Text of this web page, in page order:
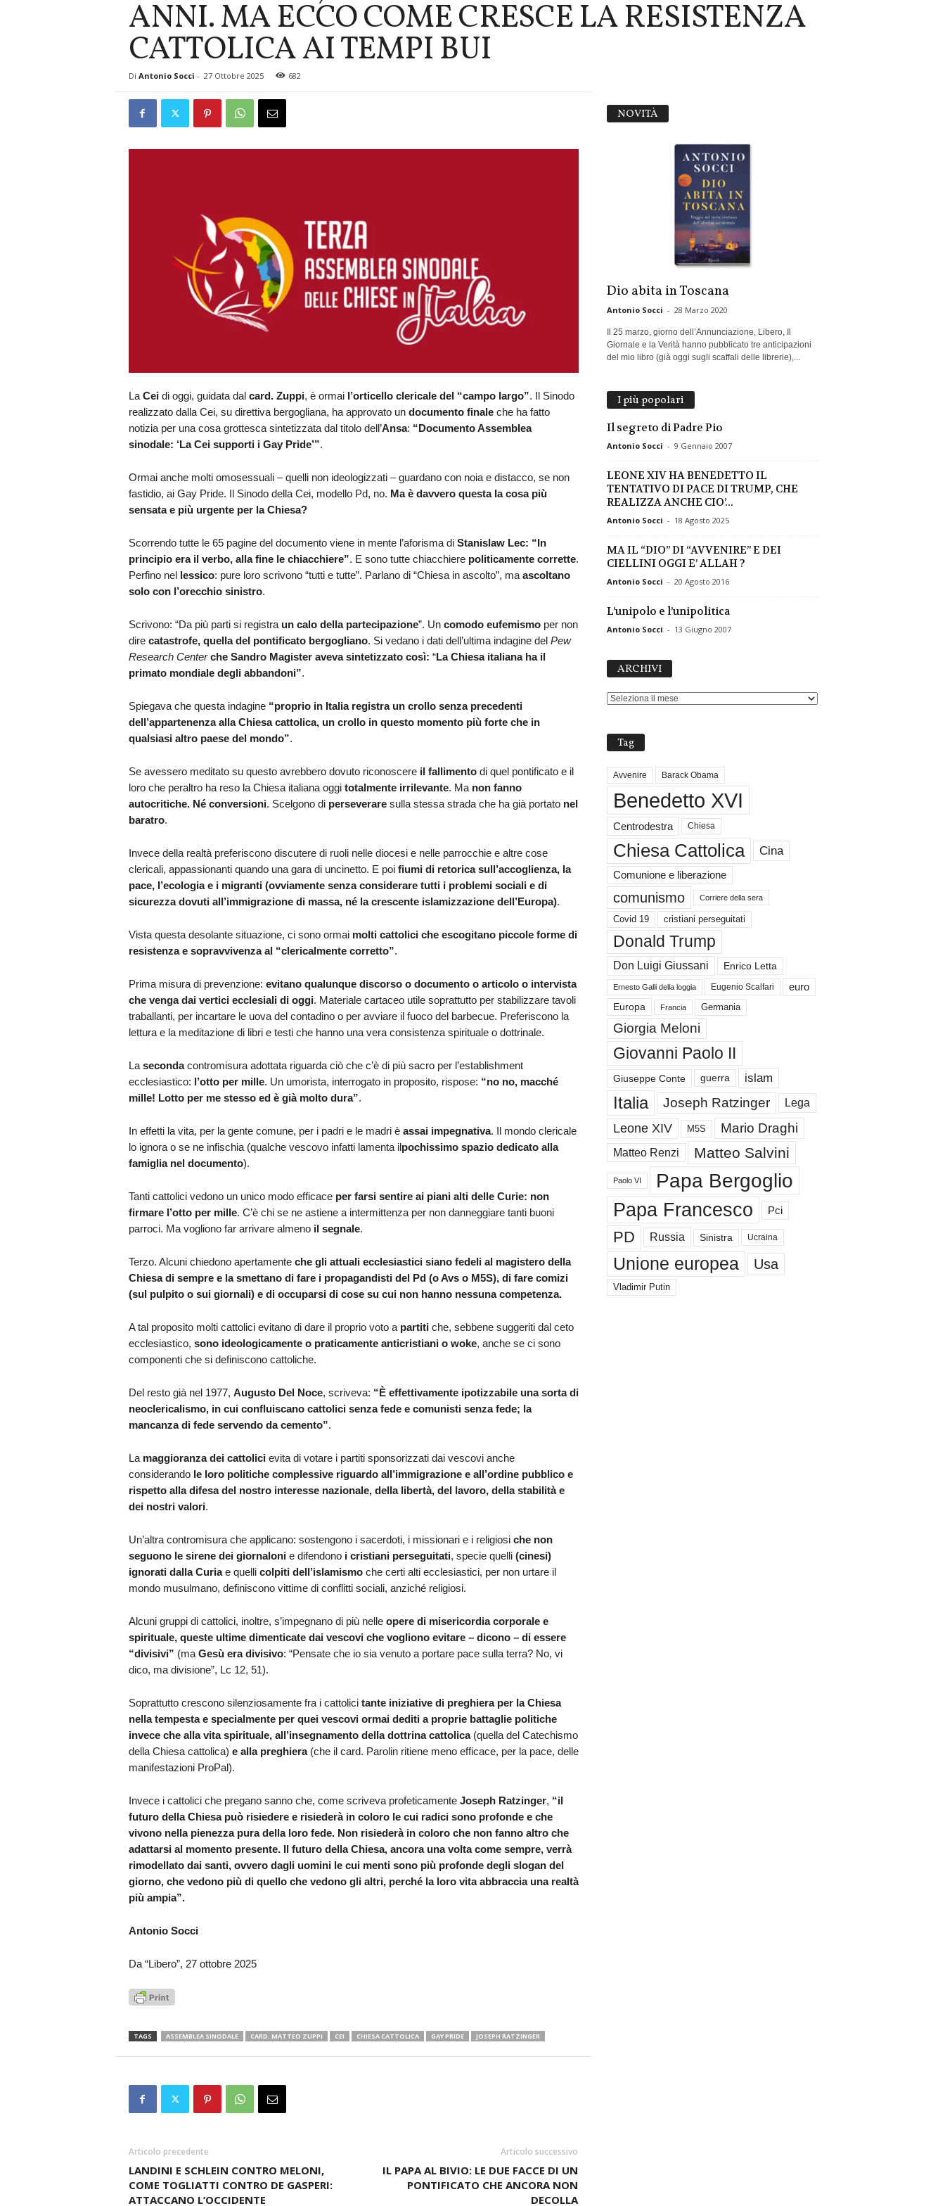
ANNI. MA ECCO COME CRESCE LA RESISTENZA
CATTOLICA AI TEMPI BUI
Di Antonio Socci - 27 Ottobre 2025 682
La Cei di oggi, guidata dal card. Zuppi, è ormai l’orticello clericale del “campo largo”. Il Sinodo
realizzato dalla Cei, su direttiva bergogliana, ha approvato un documento finaleche ha fatto
notizia per una cosa grottesca sintetizzata dal titolo dell’Ansa: “Documento Assemblea
sinodale: ‘La Cei supporti i Gay Pride’”.
Ormai anche molti omosessuali – quelli non ideologizzati – guardano con noia e distacco, se non
fastidio, ai Gay Pride. Il Sinodo della Cei, modello Pd, no. Ma è davvero questa la cosa più
sensata e più urgente per la Chiesa?
Scorrendo tutte le 65 pagine del documento viene in mente l’aforisma di Stanislaw Lec: “In
principio era il verbo, alla fine le chiacchiere”. E sono tutte chiacchiere politicamente corrette.
Perfino nel lessico: pure loro scrivono “tutti e tutte”. Parlano di “Chiesa in ascolto”, ma ascoltano
solo con l’orecchio sinistro.
Scrivono: “Da più parti si registra un calo della partecipazione”. Un comodo eufemismoper non
dire catastrofe, quella del pontificato bergogliano. Si vedano i dati dell’ultima indagine del Pew
Research Center che Sandro Magister aveva sintetizzato così: “La Chiesa italiana ha il
primato mondiale degli abbandoni”.
Spiegava che questa indagine “proprio in Italia registra un crollo senza precedenti
dell’appartenenza alla Chiesa cattolica, un crollo in questo momento più forte che in
qualsiasi altro paese del mondo”.
Se avessero meditato su questo avrebbero dovuto riconoscere il fallimentodi quel pontificato e il
loro che peraltro ha reso la Chiesa italiana oggi totalmente irrilevante. Ma non fanno
autocritiche. Né conversioni. Scelgono di perseveraresulla stessa strada che ha già portato nel
baratro.
Invece della realtà preferiscono discutere di ruoli nelle diocesi e nelle parrocchie e altre cose
clericali, appassionanti quando una gara di uncinetto. E poi fiumi di retorica sull’accoglienza, la
pace, l’ecologia e i migranti (ovviamente senza considerare tutti i problemi sociali e di
sicurezza dovuti all’immigrazione di massa, né la crescente islamizzazione dell’Europa).
Vista questa desolante situazione, ci sono ormai molti cattolici che escogitano piccole forme di
resistenza e sopravvivenza al “clericalmente corretto”.
Prima misura di prevenzione: evitano qualunque discorso o documento o articolo o intervista
che venga dai vertici ecclesiali di oggi. Materiale cartaceo utile soprattutto per stabilizzare tavoli
traballanti, per incartare le uova del contadino o per avviare il fuoco del barbecue. Preferiscono la
lettura e la meditazione di libri e testi che hanno una vera consistenza spirituale o dottrinale.
La secondacontromisura adottata riguarda ciò che c’è di più sacro per l’establishment
ecclesiastico: l’otto per mille. Un umorista, interrogato in proposito, rispose: “no no, macché
mille! Lotto per me stesso ed è già molto dura”.
In effetti la vita, per la gente comune, per i padri e le madri è assai impegnativa. Il mondo clericale
lo ignora o se ne infischia (qualche vescovo infatti lamenta ilpochissimo spazio dedicato alla
famiglia nel documento).
Tanti cattolici vedono un unico modo efficace per farsi sentire ai piani alti delle Curie: non
firmare l’otto per mille. C’è chi se ne astiene a intermittenza per non danneggiare tanti buoni
parroci. Ma vogliono far arrivare almeno il segnale.
Terzo. Alcuni chiedono apertamente che gli attuali ecclesiastici siano fedeli al magistero della
Chiesa di sempre e la smettano di fare i propagandisti del Pd (o Avs o M5S), di fare comizi
(sul pulpito o sui giornali) e di occuparsi di cose su cui non hanno nessuna competenza.
A tal proposito molti cattolici evitano di dare il proprio voto a partitiche, sebbene suggeriti dal ceto
ecclesiastico, sono ideologicamente o praticamente anticristiani o woke, anche se ci sono
componenti che si definiscono cattoliche.
Del resto già nel 1977, Augusto Del Noce, scriveva: “È effettivamente ipotizzabile una sorta di
neoclericalismo, in cui confluiscano cattolici senza fede e comunisti senza fede; la
mancanza di fede servendo da cemento”.
La maggioranza dei cattolicievita di votare i partiti sponsorizzati dai vescovi anche
considerando le loro politiche complessive riguardo all’immigrazione e all’ordine pubblico e
rispetto alla difesa del nostro interesse nazionale, della libertà, del lavoro, della stabilità e
dei nostri valori.
Un’altra contromisura che applicano: sostengono i sacerdoti, i missionari e i religiosi che non
seguono le sirene dei giornalonie difendono i cristiani perseguitati, specie quelli (cinesi)
ignorati dalla Curiae quelli colpiti dell’islamismoche certi alti ecclesiastici, per non urtare il
mondo musulmano, definiscono vittime di conflitti sociali, anziché religiosi.
Alcuni gruppi di cattolici, inoltre, s’impegnano di più nelle opere di misericordia corporale e
spirituale, queste ultime dimenticate dai vescovi che vogliono evitare – dicono – di essere
“divisivi” (ma Gesù era divisivo: “Pensate che io sia venuto a portare pace sulla terra? No, vi
dico, ma divisione”, Lc 12, 51).
Soprattutto crescono silenziosamente fra i cattolici tante iniziative di preghiera per la Chiesa
nella tempesta e specialmente per quei vescovi ormai dediti a proprie battaglie politiche
invece che alla vita spirituale, all’insegnamento della dottrina cattolica(quella del Catechismo
della Chiesa cattolica) e alla preghiera(che il card. Parolin ritiene meno efficace, per la pace, delle
manifestazioni ProPal).
Invece i cattolici che pregano sanno che, come scriveva profeticamente Joseph Ratzinger, “il
futuro della Chiesa può risiedere e risiederà in coloro le cui radici sono profonde e che
vivono nella pienezza pura della loro fede. Non risiederà in coloro che non fanno altro che
adattarsi al momento presente. Il futuro della Chiesa, ancora una volta come sempre, verrà
rimodellato dai santi, ovvero dagli uomini le cui menti sono più profonde degli slogan del
giorno, che vedono più di quello che vedono gli altri, perché la loro vita abbraccia una realtà
più ampia”.
Antonio Socci
Da “Libero”, 27 ottobre 2025
TAGS ASSEMBLEA SINODALE CARD. MATTEO ZUPPI CEI CHIESA CATTOLICA GAY PRIDE JOSEPH RATZINGER
Articolo precedente
LANDINI E SCHLEIN CONTRO MELONI,
COME TOGLIATTI CONTRO DE GASPERI:
ATTACCANO L’OCCIDENTE
Articolo successivo
IL PAPA AL BIVIO: LE DUE FACCE DI UN
PONTIFICATO CHE ANCORA NON
DECOLLA
NOVITÀ
Dio abita in Toscana
Antonio Socci - 28 Marzo 2020
Il 25 marzo, giorno dell’Annunciazione, Libero, Il
Giornale e la Verità hanno pubblicato tre anticipazioni
del mio libro (già oggi sugli scaffali delle librerie),...
I più popolari
Il segreto di Padre Pio
Antonio Socci - 9 Gennaio 2007
LEONE XIV HA BENEDETTO IL
TENTATIVO DI PACE DI TRUMP, CHE
REALIZZA ANCHE CIO’...
Antonio Socci - 18 Agosto 2025
MA IL “DIO” DI “AVVENIRE” E DEI
CIELLINI OGGI E’ ALLAH ?
Antonio Socci - 20 Agosto 2016
L’unipolo e l’unipolitica
Antonio Socci - 13 Giugno 2007
ARCHIVI
Tag
Avvenire Barack Obama
Benedetto XVI
Centrodestra Chiesa
Chiesa Cattolica Cina
Comunione e liberazione
comunismo Corriere della sera
Covid 19 cristiani perseguitati
Donald Trump
Don Luigi Giussani Enrico Letta
Ernesto Galli della loggia Eugenio Scalfari euro
Europa Francia Germania
Giorgia Meloni
Giovanni Paolo II
Giuseppe Conte guerra islam
Italia Joseph Ratzinger Lega
Leone XIV M5S Mario Draghi
Matteo Renzi Matteo Salvini
Paolo VI Papa Bergoglio
Papa Francesco Pci
PD Russia Sinistra Ucraina
Unione europea Usa
Vladimir Putin